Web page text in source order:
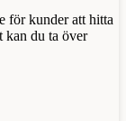
för kunder att hitta
kan du ta över